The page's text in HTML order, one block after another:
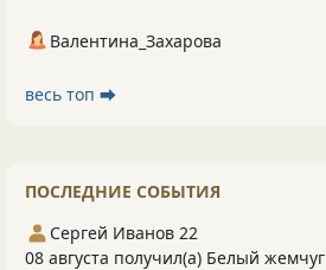
Валентина_Захарова
весь топ ⮕
ПОСЛЕДНИЕ СОБЫТИЯ
Сергей Иванов 22
08 августа получил(а) Белый жемчуг